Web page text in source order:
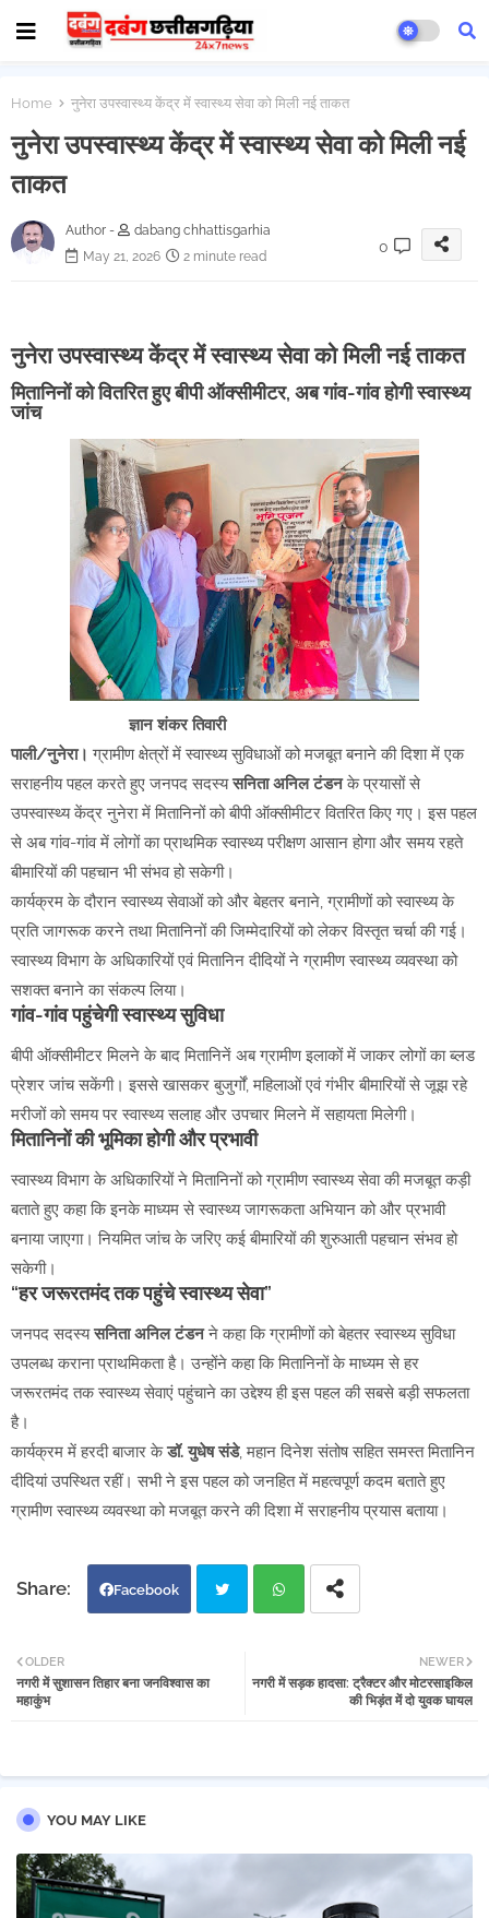
Home नुनेरा उपस्वास्थ्य केंद्र में स्वास्थ्य सेवा को मिली नई ताकत
नुनेरा उपस्वास्थ्य केंद्र में स्वास्थ्य सेवा को मिली नई
ताकत
Author -
dabang chhattisgarhia
May 21, 2026
2 minute read
0
नुनेरा उपस्वास्थ्य केंद्र में स्वास्थ्य सेवा को मिली नई ताकत
मितानिनों को वितरित हुए बीपी ऑक्सीमीटर, अब गांव-गांव होगी स्वास्थ्य
जांच
ज्ञान शंकर तिवारी
पाली/नुनेरा। ग्रामीण क्षेत्रों में स्वास्थ्य सुविधाओं को मजबूत बनाने की दिशा में एक
सराहनीय पहल करते हुए जनपद सदस्यसनिता अनिल टंडनके प्रयासों से
उपस्वास्थ्य केंद्र नुनेरा में मितानिनों को बीपी ऑक्सीमीटर वितरित किए गए। इस पहल
से अब गांव-गांव में लोगों का प्राथमिक स्वास्थ्य परीक्षण आसान होगा और समय रहते
बीमारियों की पहचान भी संभव हो सकेगी।
कार्यक्रम के दौरान स्वास्थ्य सेवाओं को और बेहतर बनाने, ग्रामीणों को स्वास्थ्य के
प्रति जागरूक करने तथा मितानिनों की जिम्मेदारियों को लेकर विस्तृत चर्चा की गई।
स्वास्थ्य विभाग के अधिकारियों एवं मितानिन दीदियों ने ग्रामीण स्वास्थ्य व्यवस्था को
सशक्त बनाने का संकल्प लिया।
गांव-गांव पहुंचेगी स्वास्थ्य सुविधा
बीपी ऑक्सीमीटर मिलने के बाद मितानिनें अब ग्रामीण इलाकों में जाकर लोगों का ब्लड
प्रेशर जांच सकेंगी। इससे खासकर बुजुर्गों, महिलाओं एवं गंभीर बीमारियों से जूझ रहे
मरीजों को समय पर स्वास्थ्य सलाह और उपचार मिलने में सहायता मिलेगी।
मितानिनों की भूमिका होगी और प्रभावी
स्वास्थ्य विभाग के अधिकारियों ने मितानिनों को ग्रामीण स्वास्थ्य सेवा की मजबूत कड़ी
बताते हुए कहा कि इनके माध्यम से स्वास्थ्य जागरूकता अभियान को और प्रभावी
बनाया जाएगा। नियमित जांच के जरिए कई बीमारियों की शुरुआती पहचान संभव हो
सकेगी।
“हर जरूरतमंद तक पहुंचे स्वास्थ्य सेवा”
जनपद सदस्यसनिता अनिल टंडनने कहा कि ग्रामीणों को बेहतर स्वास्थ्य सुविधा
उपलब्ध कराना प्राथमिकता है। उन्होंने कहा कि मितानिनों के माध्यम से हर
जरूरतमंद तक स्वास्थ्य सेवाएं पहुंचाने का उद्देश्य ही इस पहल की सबसे बड़ी सफलता
है।
कार्यक्रम में हरदी बाजार केडॉ. युधेष संडे, महान दिनेश संतोष सहित समस्त मितानिन
दीदियां उपस्थित रहीं। सभी ने इस पहल को जनहित में महत्वपूर्ण कदम बताते हुए
ग्रामीण स्वास्थ्य व्यवस्था को मजबूत करने की दिशा में सराहनीय प्रयास बताया।
Facebook
atsa
NEWER
नगरी में सड़क हादसा: ट्रैक्टर और मोटरसाइकिल
की भिड़ंत में दो युवक घायल
OLDER
नगरी में सुशासन तिहार बना जनविश्वास का
महाकुंभ
YOU MAY LIKE